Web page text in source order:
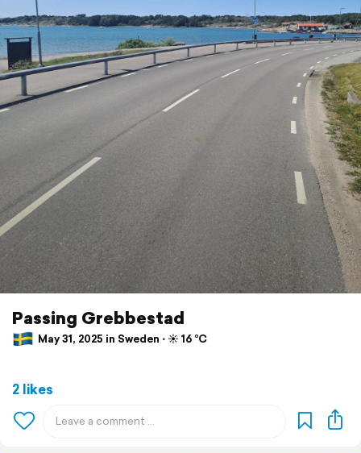
Passing Grebbestad
May 31, 2025 in Sweden ⋅ ☀️ 16 °C
2 likes